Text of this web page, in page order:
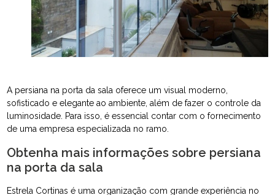
A persiana na porta da sala oferece um visual moderno,
sofisticado e elegante ao ambiente, além de fazer o controle da
luminosidade. Para isso, é essencial contar com o fornecimento
de uma empresa especializada no ramo.
Obtenha mais informações sobre persiana
na porta da sala
Estrela Cortinas é uma organização com grande experiência no